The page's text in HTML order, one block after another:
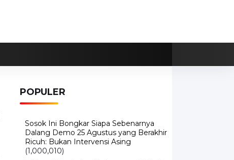
POPULER
Sosok Ini Bongkar Siapa Sebenarnya
Dalang Demo 25 Agustus yang Berakhir
Ricuh: Bukan Intervensi Asing
(1,000,010)